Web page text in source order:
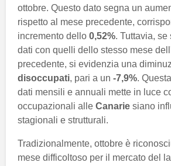
ottobre. Questo dato segna un
rispetto al mese precedente,
incremento dello 0,52%. Tuttavia, se
dati con quelli dello stesso mese
precedente, si evidenzia una
disoccupati, pari a un -7,9%.
dati mensili e annuali mette in luce
occupazionali alle Canarie siano
stagionali e strutturali.
Tradizionalmente, ottobre è
mese difficoltoso per il mercato del